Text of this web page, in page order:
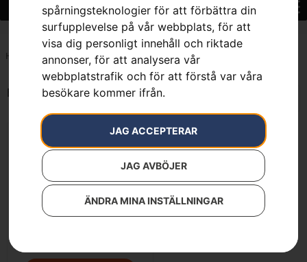
spårningsteknologier för att förbättra din
surfupplevelse på vår webbplats, för att
visa dig personligt innehåll och riktade
annonser, för att analysera vår
webbplatstrafik och för att förstå var våra
besökare kommer ifrån.
JAG ACCEPTERAR
JAG AVBÖJER
ÄNDRA MINA INSTÄLLNINGAR
Hem 7392930657991
Endast ett sökresultat